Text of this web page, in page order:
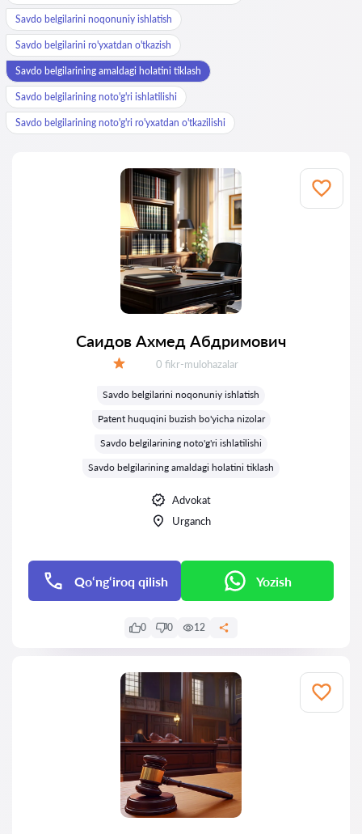
Savdo belgilarini noqonuniy ishlatish
Savdo belgilarini ro'yxatdan o'tkazish
Savdo belgilarining amaldagi holatini tiklash
Savdo belgilarining noto'g'ri ishlatilishi
Savdo belgilarining noto'g'ri ro'yxatdan o'tkazilishi
Саидов Ахмед Абдримович
Fikrlar:
0 fikr-mulohazalar
Savdo belgilarini noqonuniy ishlatish
Patent huquqini buzish bo'yicha nizolar
Savdo belgilarining noto'g'ri ishlatilishi
Savdo belgilarining amaldagi holatini tiklash
Advokat
Urganch
Qo‘ng‘iroq qilish Yozish
0 0 12